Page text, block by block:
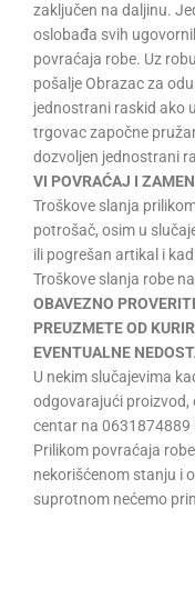
zaključen na daljinu.
oslobađa svih
povraćaja robe. Uz
pošalje Obrazac za
jednostrani raskid ako
trgovac započne
dozvoljen jednostrani
VI POVRAĆAJ I
Troškove slanja
potrošač, osim u
ili pogrešan artikal i
Troškove slanja robe
OBAVEZNO
PREUZMETE OD
EVENTUALNE
U nekim slučajevima
odgovarajući proizvod,
centar na
Prilikom povraćaja
nekorišćenom stanju i
suprotnom nećemo